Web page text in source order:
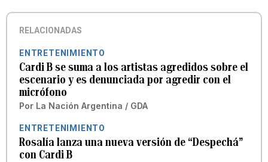
RELACIONADAS
ENTRETENIMIENTO
Cardi B se suma a los artistas agredidos sobre el
escenario y es denunciada por agredir con el
micrófono
Por La Nación Argentina / GDA
ENTRETENIMIENTO
Rosalía lanza una nueva versión de “Despechá”
con Cardi B